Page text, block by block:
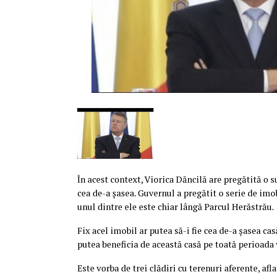
În acest context, Viorica Dăncilă are pregătită o
cea de-a şasea. Guvernul a pregătit o serie de
unul dintre ele este chiar lângă Parcul Herăstrău.
Fix acel imobil ar putea să-i fie cea de-a şasea
putea beneficia de această casă pe toată
Este vorba de trei clădiri cu terenuri aferente,